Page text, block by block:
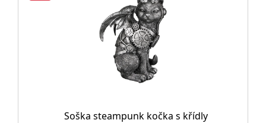
Soška steampunk kočka s křídly